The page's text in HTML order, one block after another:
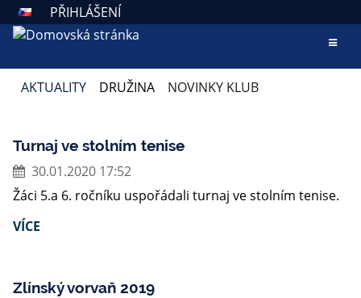
PŘIHLÁŠENÍ
AKTUALITY DRUŽINA NOVINKY KLUB
KLUB
Turnaj ve stolním tenise
30.01.2020 17:52
Žáci 5.a 6. ročníku uspořádali turnaj ve stolním tenise.
VÍCE
Zlínský vorvaň 2019